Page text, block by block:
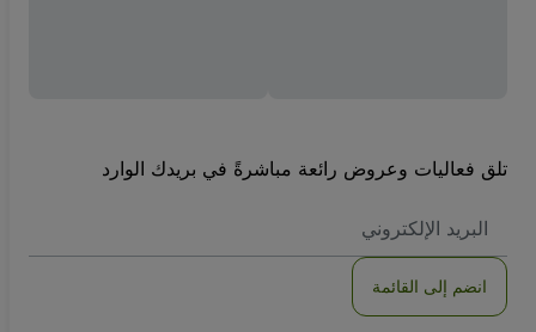
تلق فعاليات وعروض رائعة مباشرةً في بريدك الوارد
الاكتروني
انضم إلى القائمة